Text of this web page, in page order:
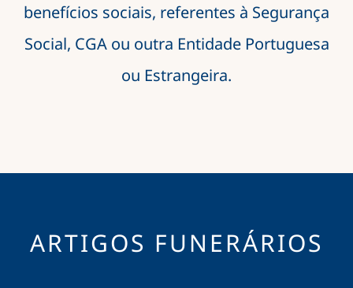
benefícios sociais, referentes à Segurança
Social, CGA ou outra Entidade Portuguesa
ou Estrangeira.
ARTIGOS FUNERÁRIOS